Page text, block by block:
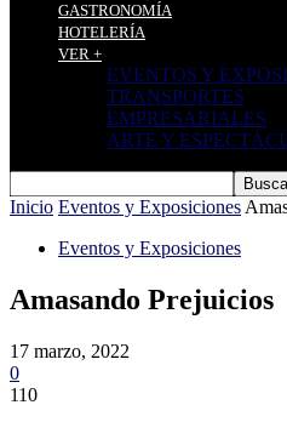
GASTRONOMÍA
HOTELERÍA
VER +
EVENTOS Y
TRANSPORTES
EMPRESARIALES
ARTE Y
Inicio Eventos y Exposiciones
Eventos y Exposiciones
Amasando Prejuicios
17 marzo, 2022
0
110